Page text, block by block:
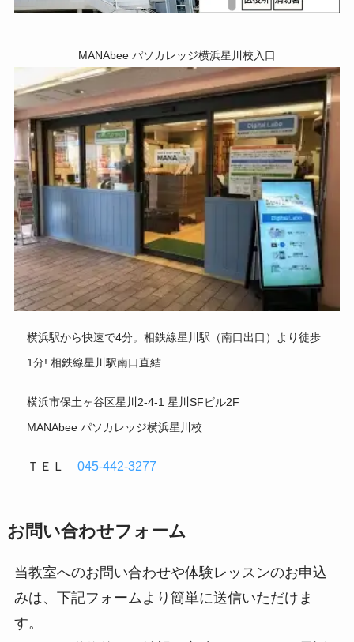
MANAbee パソカレッジ横浜星川校入口
横浜駅から快速で4分。相鉄線星川駅（南口出口）より徒歩
1分! 相鉄線星川駅南口直結
横浜市保土ヶ谷区星川2-4-1 星川SFビル2F
MANAbee パソカレッジ横浜星川校
ＴＥＬ045-442-3277
お問い合わせフォーム
当教室へのお問い合わせや体験レッスンのお申込
みは、下記フォームより簡単に送信いただけま
す。